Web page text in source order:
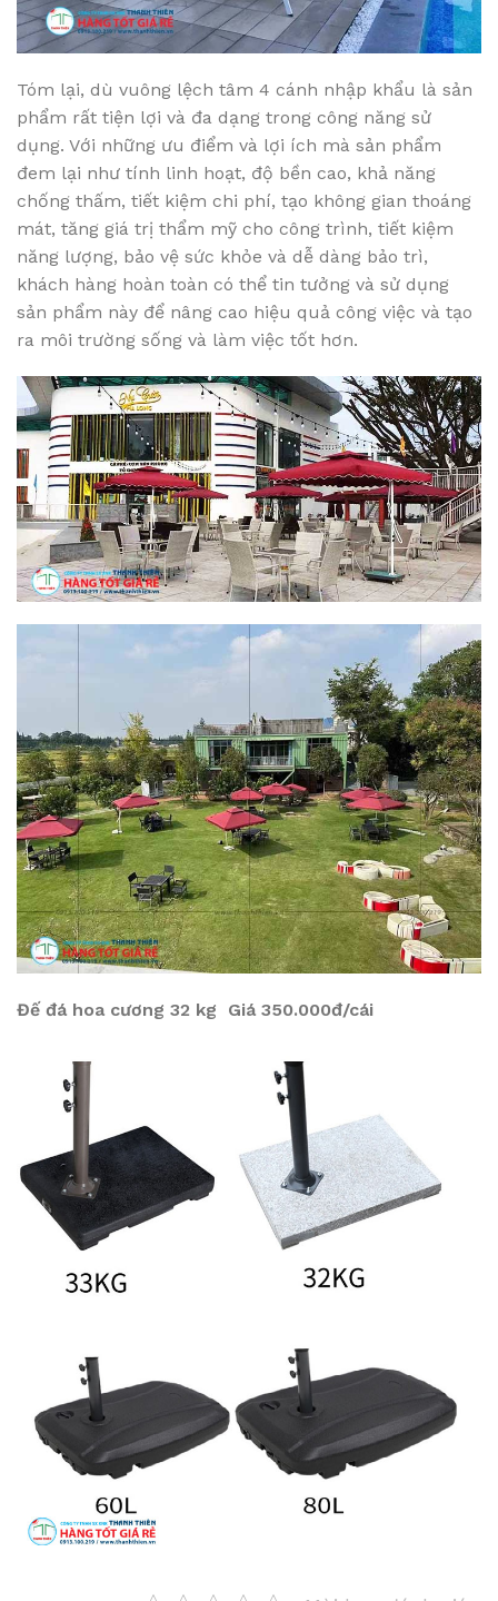
Tóm lại, dù vuông lệch tâm 4 cánh nhập khẩu là sản
phẩm rất tiện lợi và đa dạng trong công năng sử
dụng. Với những ưu điểm và lợi ích mà sản phẩm
đem lại như tính linh hoạt, độ bền cao, khả năng
chống thấm, tiết kiệm chi phí, tạo không gian thoáng
mát, tăng giá trị thẩm mỹ cho công trình, tiết kiệm
năng lượng, bảo vệ sức khỏe và dễ dàng bảo trì,
khách hàng hoàn toàn có thể tin tưởng và sử dụng
sản phẩm này để nâng cao hiệu quả công việc và tạo
ra môi trường sống và làm việc tốt hơn.
Đế đá hoa cương 32 kg Giá 350.000đ/cái